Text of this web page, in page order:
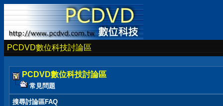
PCDVD數位科技討論區
PCDVD數位科技討論區
常見問題
搜尋討論區FAQ